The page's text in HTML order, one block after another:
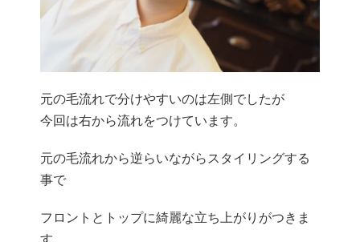
元の毛流れで分けやすいのは左側でしたが
今回は右から流れをつけています。
元の毛流れから逆らいながらスタイリングする
事で
フロントとトップに綺麗な立ち上がりがつきま